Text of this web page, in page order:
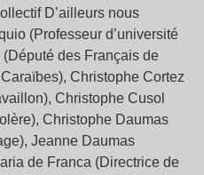
D’ailleurs nous
(Professeur d’université
des Français de
Christophe Cortez
Christophe Cusol
Christophe Daumas
Jeanne Daumas
de Franca (Directrice de